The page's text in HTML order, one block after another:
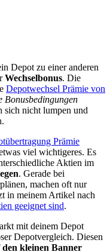
Depot zu einer anderen
Wechselbonus. Die
Depotwechsel Prämie von
Bonusbedingungen
sich nicht lumpen und
Prämie
viel wichtigeres. Es
Aktien im
. Gerade bei
machen oft nur
in meinem Artikel nach
geeignet sind.
mit deinem Depot
Depotvergleich. Diesen
kleinen Banner